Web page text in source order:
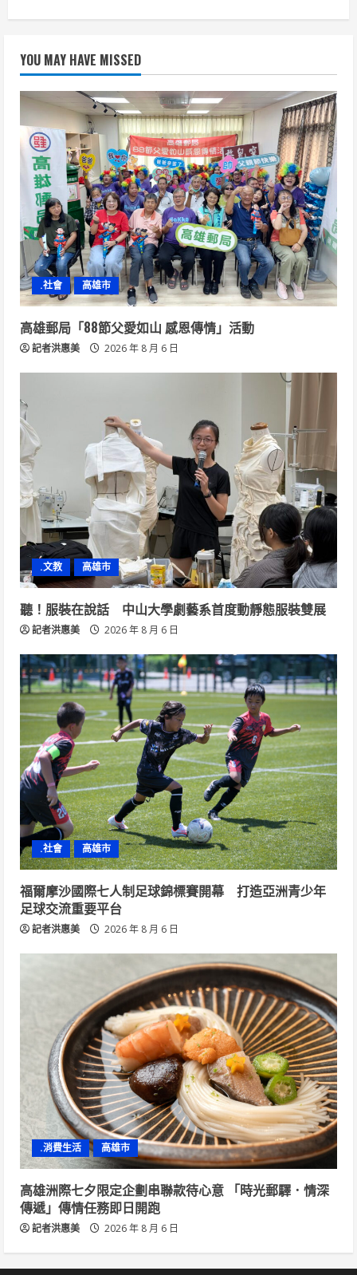
YOU MAY HAVE MISSED
.社會 高雄市
高雄郵局「88節父愛如山 感恩傳情」活動
記者洪惠美 2026 年 8 月 6 日
.文教 高雄市
聽！服裝在說話 中山大學劇藝系首度動靜態服裝雙展
記者洪惠美 2026 年 8 月 6 日
.社會 高雄市
福爾摩沙國際七人制足球錦標賽開幕 打造亞洲青少年
足球交流重要平台
記者洪惠美 2026 年 8 月 6 日
.消費生活 高雄市
高雄洲際七夕限定企劃串聯款待心意 「時光郵驛．情深
傳遞」傳情任務即日開跑
記者洪惠美 2026 年 8 月 6 日